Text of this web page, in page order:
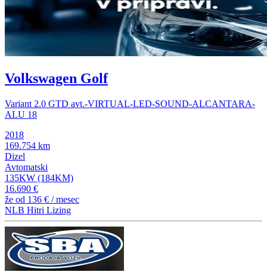
Volkswagen Golf
Variant 2.0 GTD avt.-VIRTUAL-LED-SOUND-ALCANTARA-
ALU 18
2018
169.754 km
Dizel
Avtomatski
135KW (184KM)
16.690 €
že od 136 € / mesec
NLB Hitri Lizing